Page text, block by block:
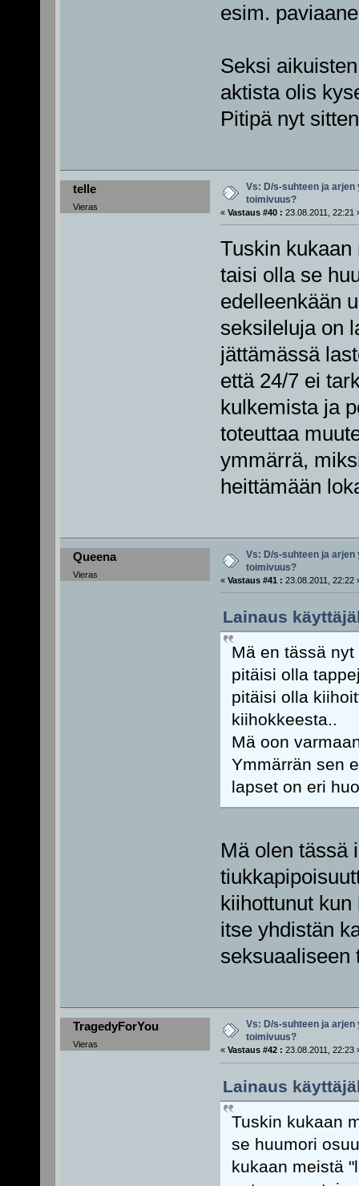
esim.
Seksi
aktista olis
Pitipä nyt
telle
Vieras
Vs: D/s-suhteen ja arjen
toimivuus?
« Vastaus #40 : 23.08.2011, 22:21
Tuskin
taisi olla se
edelleenkään
seksileluja on
jättämässä
että 24/7 ei
kulkemista ja
toteuttaa
ymmärrä,
heittämään
Queena
Vieras
Vs: D/s-suhteen ja arjen
toimivuus?
« Vastaus #41 : 23.08.2011, 22:22
Lainaus
Mä en tässä
pitäisi olla
pitäisi olla
kiihokkeesta..
Mä oon
Ymmärrän sen
lapset on eri
Mä olen tässä
kiihottunut
itse yhdistän
seksuaaliseen
TragedyForYou
Vieras
Vs: D/s-suhteen ja arjen
toimivuus?
« Vastaus #42 : 23.08.2011, 22:23
Lainaus
Tuskin kukaan
se huumori
kukaan meistä